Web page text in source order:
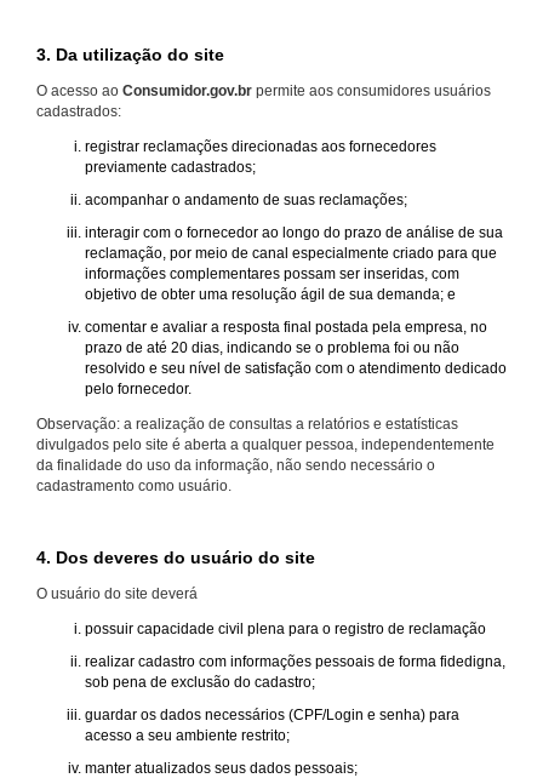
3. Da utilização do site
O acesso ao Consumidor.gov.br permite aos consumidores usuários
cadastrados:
registrar reclamações direcionadas aos fornecedores
previamente cadastrados;
acompanhar o andamento de suas reclamações;
interagir com o fornecedor ao longo do prazo de análise de sua
reclamação, por meio de canal especialmente criado para que
informações complementares possam ser inseridas, com
objetivo de obter uma resolução ágil de sua demanda; e
comentar e avaliar a resposta final postada pela empresa, no
prazo de até 20 dias, indicando se o problema foi ou não
resolvido e seu nível de satisfação com o atendimento dedicado
pelo fornecedor.
Observação: a realização de consultas a relatórios e estatísticas
divulgados pelo site é aberta a qualquer pessoa, independentemente
da finalidade do uso da informação, não sendo necessário o
cadastramento como usuário.
4. Dos deveres do usuário do site
O usuário do site deverá
possuir capacidade civil plena para o registro de reclamação
realizar cadastro com informações pessoais de forma fidedigna,
sob pena de exclusão do cadastro;
guardar os dados necessários (CPF/Login e senha) para
acesso a seu ambiente restrito;
manter atualizados seus dados pessoais;